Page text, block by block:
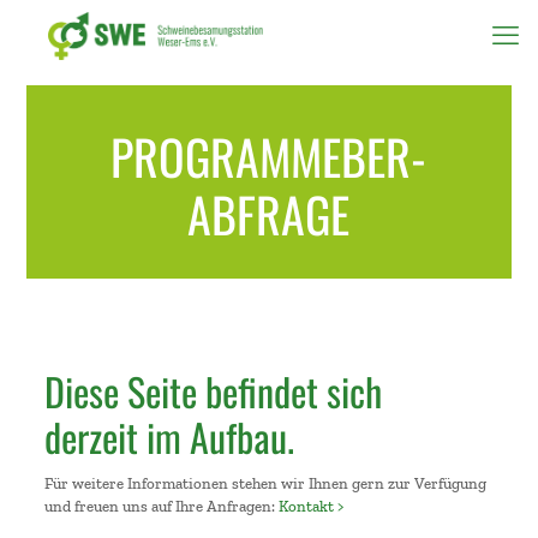
PROGRAMMEBER-
ABFRAGE
Diese Seite befindet sich
derzeit im Aufbau.
Für weitere Informationen stehen wir Ihnen gern zur Verfügung
und freuen uns auf Ihre Anfragen: Kontakt >